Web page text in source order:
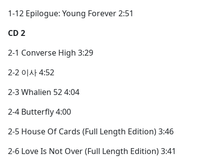
1-12 Epilogue: Young Forever 2:51
CD 2
2-1 Converse High 3:29
2-2 이사 4:52
2-3 Whalien 52 4:04
2-4 Butterfly 4:00
2-5 House Of Cards (Full Length Edition) 3:46
2-6 Love Is Not Over (Full Length Edition) 3:41